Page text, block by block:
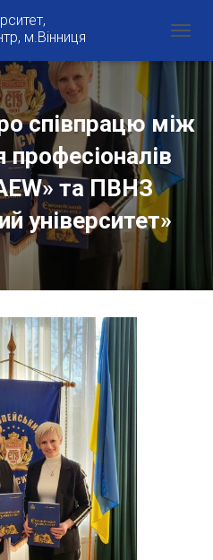
м.Вінниця
O
E
N
V
співпрацю між
професіоналів
та ПВНЗ
університет»